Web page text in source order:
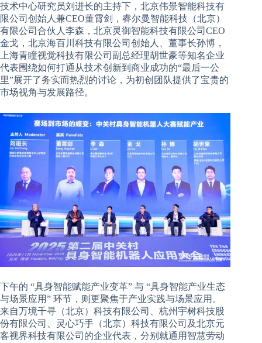
技术中心研究员刘进长的主持下，北京伟景智能科技有
限公司创始人兼CEO董霄剑，睿尔曼智能科技（北京）
有限公司合伙人李森，北京灵御智能科技有限公司CEO
金戈，北京海百川科技有限公司创始人、董事长孙博，
上海青瞳视觉科技有限公司副总经理胡世豪等知名企业
代表围绕如何打通从技术创新到商业成功的“最后一公
里”展开了务实而热烈的讨论，为初创团队提供了宝贵的
市场视角与发展路径。
下午的 “具身智能赋能产业变革” 与 “具身智能产业生态
与场景应用” 环节，则更聚焦于产业实践与场景应用。
来自万境千寻（北京）科技有限公司、杭州宇树科技股
份有限公司、灵心巧手（北京）科技有限公司及北京元
客视界科技有限公司的企业代表，分别就通用智慧劳动